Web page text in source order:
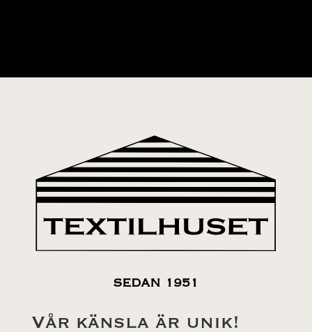
SEDAN 1951
Vår känsla är unik!